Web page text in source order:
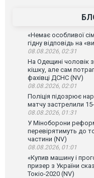
«Немає особливої
гідну відповідь на
08.08.2026, 02:31
На Одещині чоловік
кішку, але сам
фахівці ДСНС (NV)
08.08.2026, 02:01
Поліція підозрює
матчу застрелили
08.08.2026, 01:31
У Міноборони
перевірятимуть до
частини (NV)
08.08.2026, 01:01
«Купив машину і
призер з України
Токіо-2020 (NV)